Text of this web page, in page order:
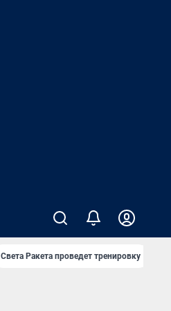
Света Ракета проведет тренировку